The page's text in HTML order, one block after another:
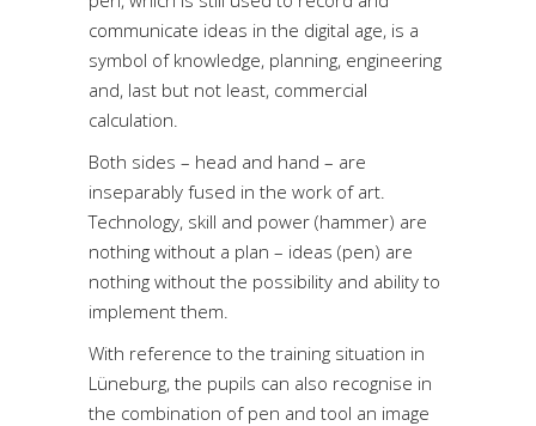
communicate ideas in the digital age, is a
symbol of knowledge, planning, engineering
and, last but not least, commercial
calculation.
Both sides – head and hand – are
inseparably fused in the work of art.
Technology, skill and power (hammer) are
nothing without a plan – ideas (pen) are
nothing without the possibility and ability to
implement them.
With reference to the training situation in
Lüneburg, the pupils can also recognise in
the combination of pen and tool an image